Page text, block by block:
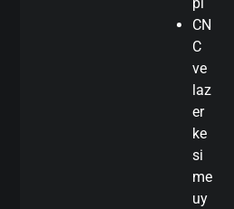
CN
C
ve
laz
er
ke
si
me
uy